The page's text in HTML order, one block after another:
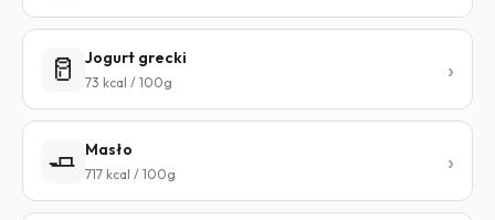
🥛 Jogurt grecki
73 kcal / 100g
🧈 Masło
717 kcal / 100g